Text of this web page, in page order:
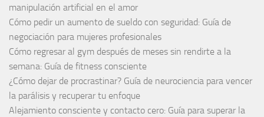
manipulación artificial en el amor
Cómo pedir un aumento de sueldo con seguridad: Guía de
negociación para mujeres profesionales
Cómo regresar al gym después de meses sin rendirte a la
semana: Guía de fitness consciente
¿Cómo dejar de procrastinar? Guía de neurociencia para vencer
la parálisis y recuperar tu enfoque
Alejamiento consciente y contacto cero: Guía para superar la